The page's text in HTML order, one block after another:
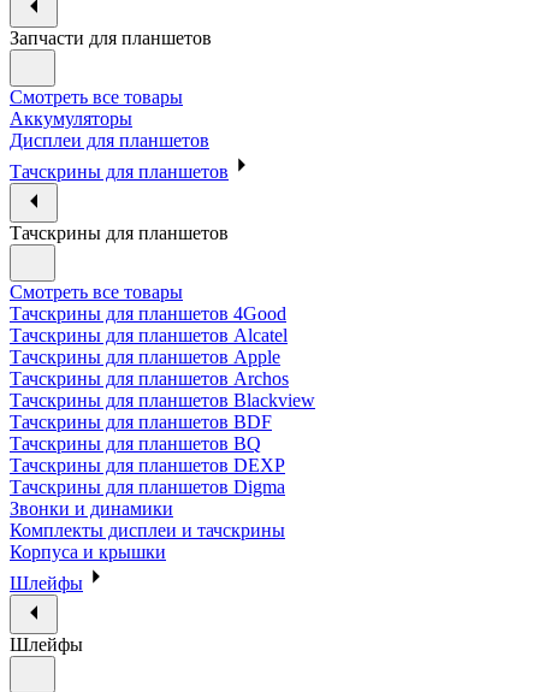
Запчасти для планшетов
Смотреть все товары
Аккумуляторы
Дисплеи для планшетов
Тачскрины для планшетов
Тачскрины для планшетов
Смотреть все товары
Тачскрины для планшетов 4Good
Тачскрины для планшетов Alcatel
Тачскрины для планшетов Apple
Тачскрины для планшетов Archos
Тачскрины для планшетов Blackview
Тачскрины для планшетов BDF
Тачскрины для планшетов BQ
Тачскрины для планшетов DEXP
Тачскрины для планшетов Digma
Звонки и динамики
Комплекты дисплеи и тачскрины
Корпуса и крышки
Шлейфы
Шлейфы